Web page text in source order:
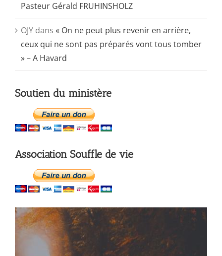
Pasteur Gérald FRUHINSHOLZ
OJY dans « On ne peut plus revenir en arrière,
ceux qui ne sont pas préparés vont tous tomber
» – A Havard
Soutien du ministère
Association Souffle de vie